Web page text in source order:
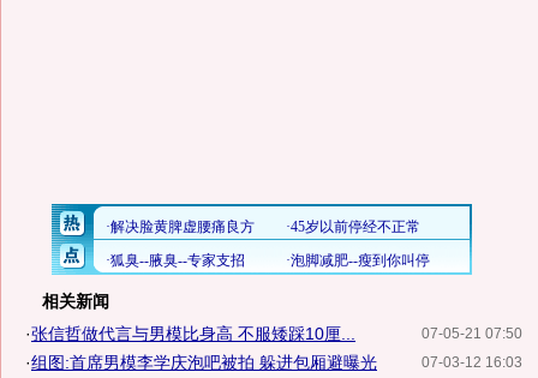
相关新闻
07-05-21 07:50
·张信哲做代言与男模比身高 不服矮踩10厘...
07-03-12 16:03
·组图:首席男模李学庆泡吧被拍 躲进包厢避曝光